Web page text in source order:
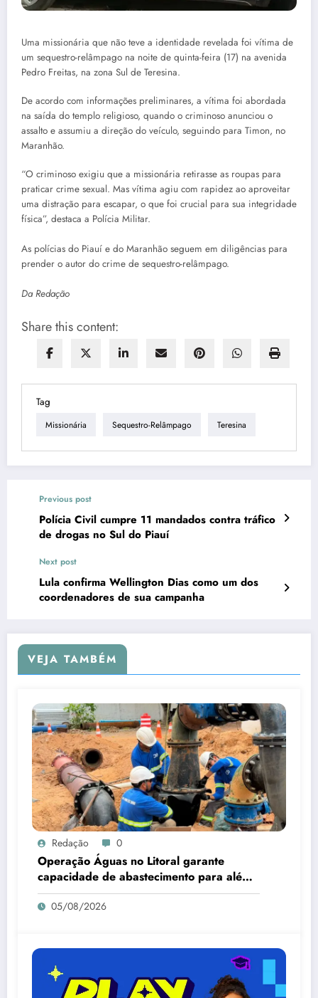
Uma missionária que não teve a identidade revelada foi vítima de
um sequestro-relâmpago na noite de quinta-feira (17) na avenida
Pedro Freitas, na zona Sul de Teresina.
De acordo com informações preliminares, a vítima foi abordada
na saída do templo religioso, quando o criminoso anunciou o
assalto e assumiu a direção do veículo, seguindo para Timon, no
Maranhão.
“O criminoso exigiu que a missionária retirasse as roupas para
praticar crime sexual. Mas vítima agiu com rapidez ao aproveitar
uma distração para escapar, o que foi crucial para sua integridade
física”, destaca a Polícia Militar.
As polícias do Piauí e do Maranhão seguem em diligências para
prender o autor do crime de sequestro-relâmpago.
Da Redação
Share this content:
Tag
Missionária Sequestro-Relâmpago Teresina
Previous post
Polícia Civil cumpre 11 mandados contra tráfico
de drogas no Sul do Piauí
Next post
Lula confirma Wellington Dias como um dos
coordenadores de sua campanha
VEJA TAMBÉM
Redação 0
Operação Águas no Litoral garante
capacidade de abastecimento para além
da alta temporada
05/08/2026